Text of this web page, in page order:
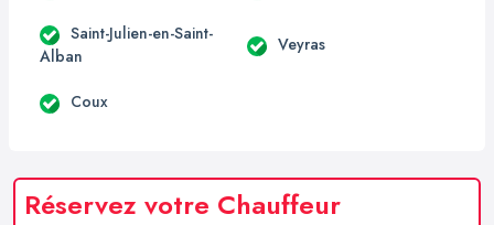
Saint-Julien-en-Saint-
Alban
Veyras
Coux
Réservez votre Chauffeur